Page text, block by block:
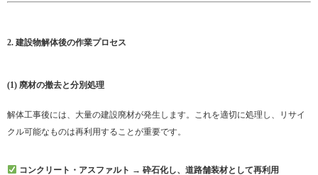
2. 建設物解体後の作業プロセス
(1) 廃材の撤去と分別処理
解体工事後には、大量の建設廃材が発生します。これを適切に処理し、リサイ
クル可能なものは再利用することが重要です。
コンクリート・アスファルト → 砕石化し、道路舗装材として再利用